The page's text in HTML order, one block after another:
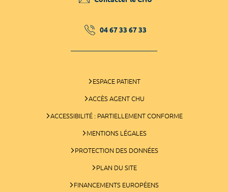
04 67 33 67 33
ESPACE PATIENT
ACCÈS AGENT CHU
ACCESSIBILITÉ : PARTIELLEMENT CONFORME
MENTIONS LÉGALES
PROTECTION DES DONNÉES
PLAN DU SITE
FINANCEMENTS EUROPÉENS